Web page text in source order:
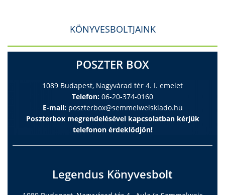
KÖNYVESBOLTJAINK
POSZTER BOX
1089 Budapest, Nagyvárad tér 4. I. emelet
Telefon: 06-20-374-0160
E-mail: poszterbox@semmelweiskiado.hu
Poszterbox megrendelésével kapcsolatban kérjük
telefonon érdeklődjön!
Legendus Könyvesbolt